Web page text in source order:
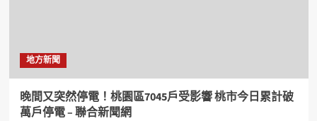
地方新聞
晚間又突然停電！桃園區7045戶受影響 桃市今日累計破
萬戶停電 – 聯合新聞網